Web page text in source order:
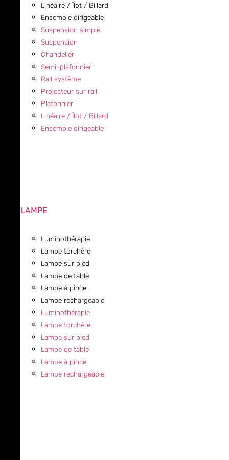
Linéaire / Îlot / Billard
Ensemble dirigeable
Suspension simple
Suspension
Chandelier
Semi-plafonnier
Rail système
Projecteur sur rail
Plafonnier
Linéaire / Îlot / Billard
Ensemble dirigeable
LAMPE
Luminothérapie
Lampe torchère
Lampe sur pied
Lampe de table
Lampe à pince
Lampe rechargeable
Luminothérapie
Lampe torchère
Lampe sur pied
Lampe de table
Lampe à pince
Lampe rechargeable